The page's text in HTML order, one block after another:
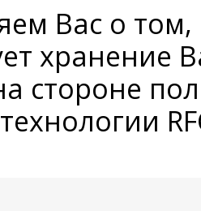
Вас о
хранение
стороне